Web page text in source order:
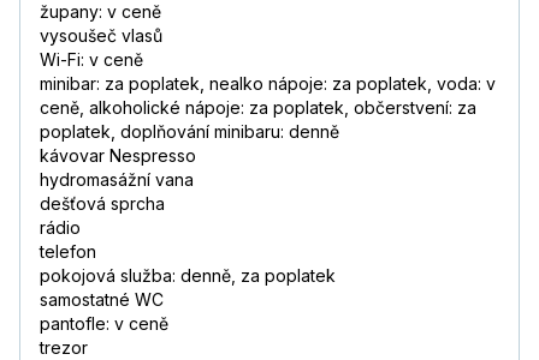
župany: v ceně
vysoušeč vlasů
Wi-Fi: v ceně
minibar: za poplatek, nealko nápoje: za poplatek, voda: v
ceně, alkoholické nápoje: za poplatek, občerstvení: za
poplatek, doplňování minibaru: denně
kávovar Nespresso
hydromasážní vana
dešťová sprcha
rádio
telefon
pokojová služba: denně, za poplatek
samostatné WC
pantofle: v ceně
trezor